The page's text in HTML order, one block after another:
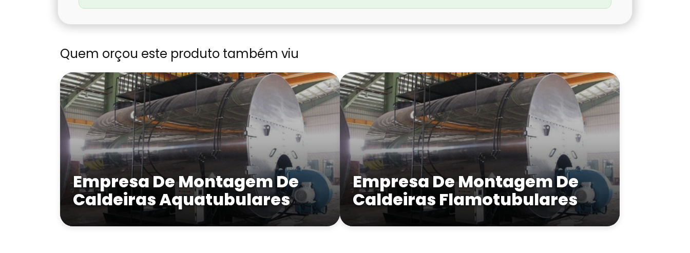
Quem orçou este produto também viu
Empresa De Montagem De
Caldeiras Aquatubulares
Empresa De Montagem De
Caldeiras Flamotubulares